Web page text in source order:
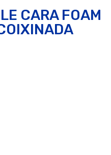
CARA FOAM